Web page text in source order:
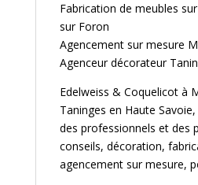
Fabrication de meubles
sur Foron
Agencement sur mesure
Agenceur décorateur
Edelweiss & Coquelicot à
Taninges en Haute
des professionnels et des
conseils, décoration,
agencement sur mesure,